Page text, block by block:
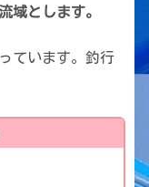
域とします。
ています。釣行